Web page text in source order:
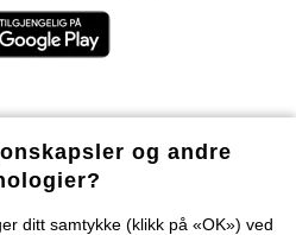
og andre
ditt samtykke (klikk på «OK») ved